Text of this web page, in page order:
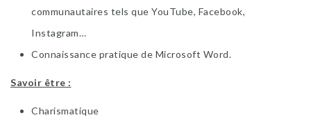
communautaires tels que YouTube, Facebook,
Instagram…
Connaissance pratique de Microsoft Word.
Savoir être :
Charismatique